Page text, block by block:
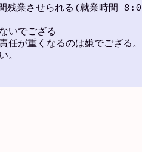
間残業させられる(就業時間
いでござる
が重くなるのは嫌でござる。
。